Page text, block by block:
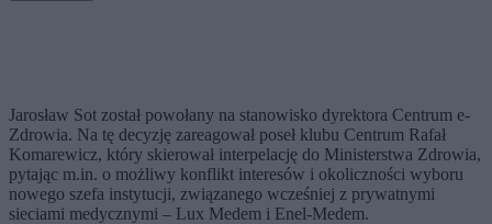
Jarosław Sot został powołany na stanowisko dyrektora Centrum e-
Zdrowia. Na tę decyzję zareagował poseł klubu Centrum Rafał
Komarewicz, który skierował interpelację do Ministerstwa Zdrowia,
pytając m.in. o możliwy konflikt interesów i okoliczności wyboru
nowego szefa instytucji, związanego wcześniej z prywatnymi
sieciami medycznymi – Lux Medem i Enel-Medem.